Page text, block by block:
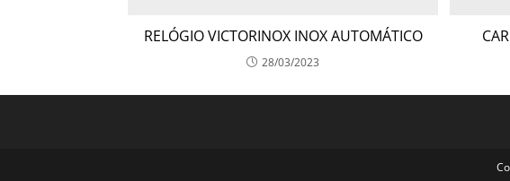
RELÓGIO VICTORINOX INOX AUTOMÁTICO
28/03/2023